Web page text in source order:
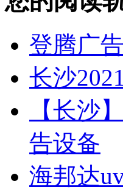
登腾广
长沙
【长沙
告设备
海邦达